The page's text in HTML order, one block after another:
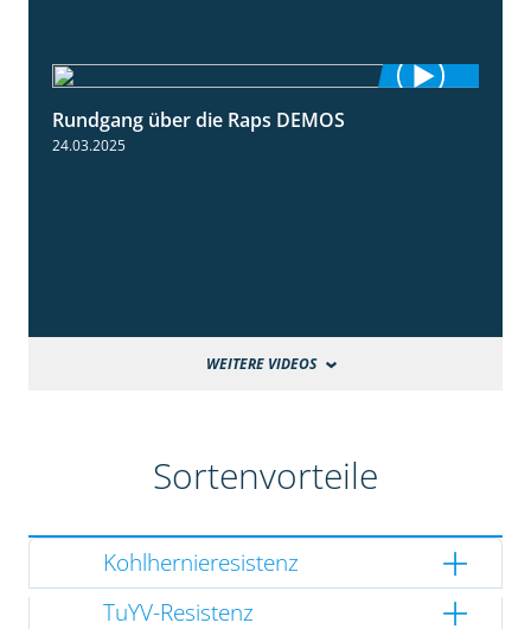
Rundgang über die Raps DEMOS
24.03.2025
WEITERE VIDEOS
Sortenvorteile
Kohlhernieresistenz
TuYV-Resistenz